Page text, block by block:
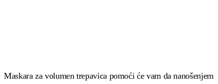
Maskara za volumen trepavica pomoći će vam da nanošenjem